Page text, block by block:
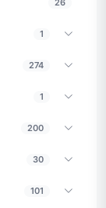
1
274
1
200
30
101